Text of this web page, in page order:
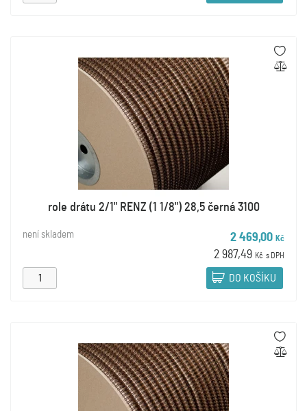
role drátu 2/1" RENZ (1 1/8") 28,5 černá 3100
není skladem 2 469,00 Kč
2 987,49 Kč s DPH
DO KOŠÍKU